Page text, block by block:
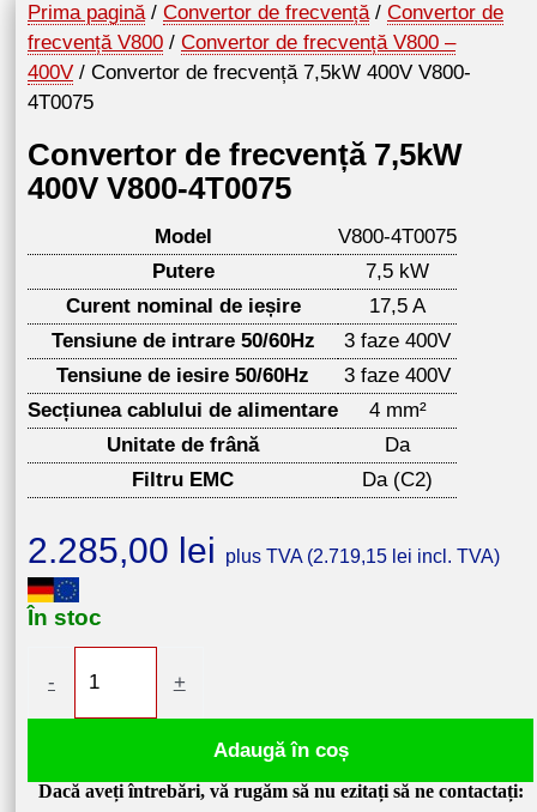
Prima pagină/ Convertor de frecvență/ Convertor de
frecvență V800 / Convertor de frecvență V800 –
400V / Convertor de frecvență 7,5kW 400V V800-
4T0075
Convertor de frecvență 7,5kW
400V V800-4T0075
Model
V800-4T0075
Putere
7,5 kW
Curent nominal de ieșire
17,5 A
Tensiune de intrare 50/60Hz
3 faze 400V
Tensiune de iesire 50/60Hz
3 faze 400V
Secțiunea cablului de alimentare
4 mm²
Unitate de frână
Da
Filtru EMC
Da (C2)
2.285,00 lei plus TVA (2.719,15 lei incl. TVA)
În stoc
-
Convertor
7,5kW
+
Adaugă în coș
Dacă aveți întrebări, vă rugăm să nu ezitați să ne contactați: